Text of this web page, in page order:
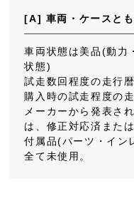
[A] 車両・ケースと
車両状態は美品(動力
状態)
試走数回程度の走行
購入時の試走程度の
メーカーから発表さ
は、修正対応済また
付属品(パーツ・イン
全て未使用。